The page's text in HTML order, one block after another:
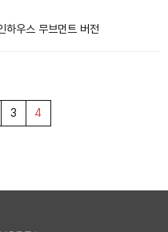
하우스 무브먼트 버전
3 4